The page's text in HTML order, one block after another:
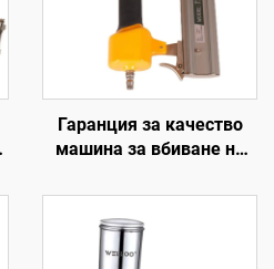
Гаранция за качество
машина за вбиване на
инструменти машина за
вбиване на дървени
гвоздеи